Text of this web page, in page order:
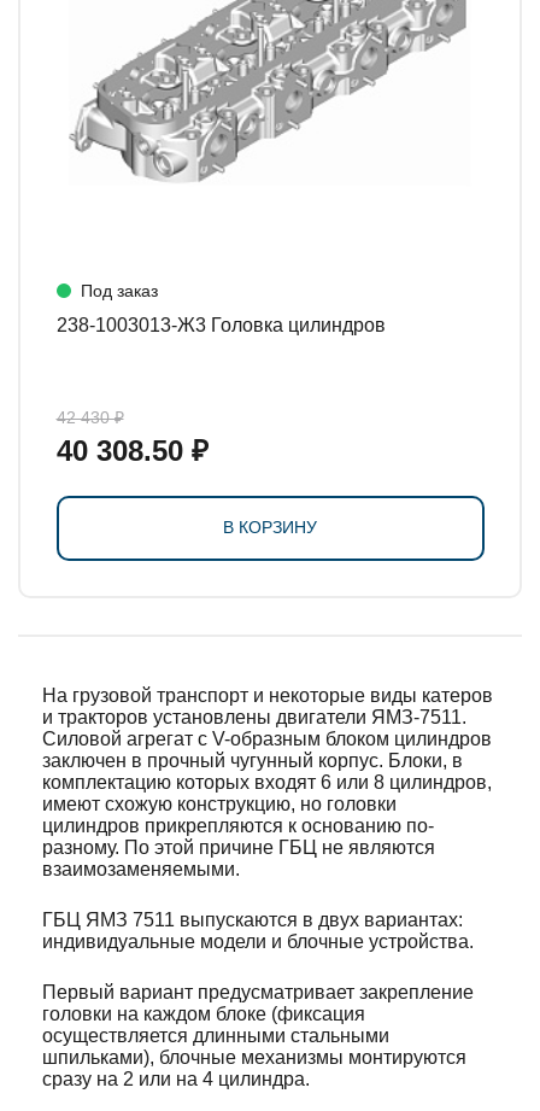
Под заказ
238-1003013-Ж3 Головка цилиндров
42 430 ₽
40 308.50 ₽
В КОРЗИНУ
На грузовой транспорт и некоторые виды катеров
и тракторов установлены двигатели ЯМЗ-7511.
Силовой агрегат с V-образным блоком цилиндров
заключен в прочный чугунный корпус. Блоки, в
комплектацию которых входят 6 или 8 цилиндров,
имеют схожую конструкцию, но головки
цилиндров прикрепляются к основанию по-
разному. По этой причине ГБЦ не являются
взаимозаменяемыми.
ГБЦ ЯМЗ 7511 выпускаются в двух вариантах:
индивидуальные модели и блочные устройства.
Первый вариант предусматривает закрепление
головки на каждом блоке (фиксация
осуществляется длинными стальными
шпильками), блочные механизмы монтируются
сразу на 2 или на 4 цилиндра.